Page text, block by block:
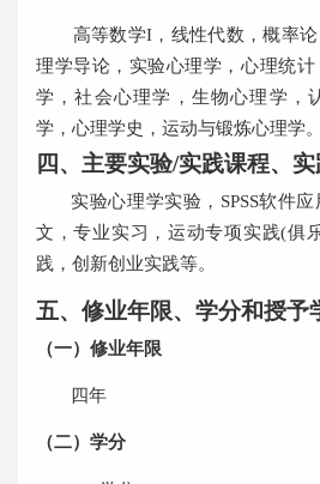
高等数学I ， 线性代数，概率
理学导论，实验心理学，心理统
学，社会心理学，生物心理学，
学，心理学史，运动与锻炼心理学。
四、主要实验/实践课程、
实验心理学实验， SPSS软件应
文，专业实习，运动专项实践(俱
践， 创新创业实践等。
五、修业年限、学分和授予
（一）修业年限
四年
（二）学分